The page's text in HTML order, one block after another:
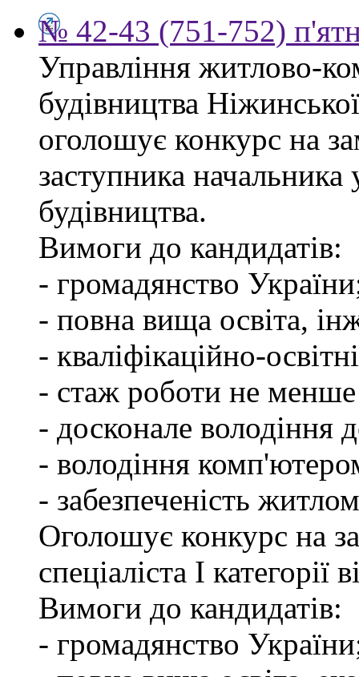
№ 42-43 (751-752)
Управління житлово-
будівництва
оголошує конкурс на
заступника
будівництва.
Вимоги до кандидатів:
- громадянство
- повна вища освіта,
- кваліфікаційно-
- стаж роботи не менше
- досконале
- володіння
- забезпеченість
Оголошує конкурс на
спеціаліста І
Вимоги до кандидатів:
- громадянство